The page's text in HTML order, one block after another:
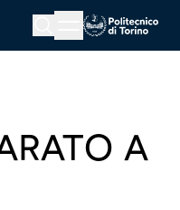
Menu button
A